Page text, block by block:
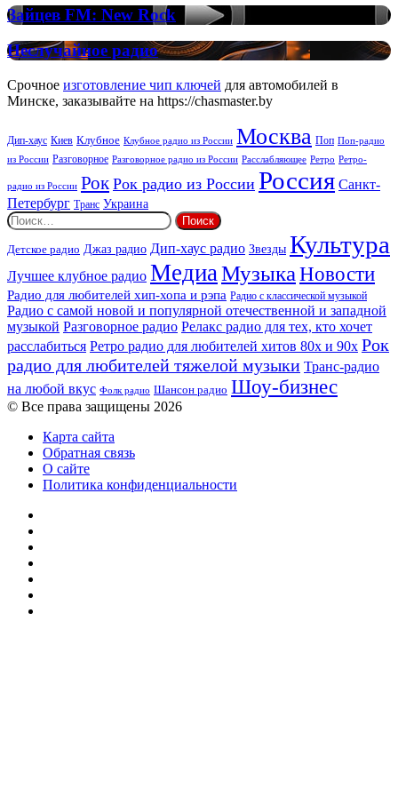
House
Зайцев
FM:
New
Rock
Зайцев FM: New Rock
Неслучайное
радио
Неслучайное радио
Срочное изготовление чип ключей для автомобилей в
Минске, заказывайте на https://chasmaster.by
Дип-хаус Киев Клубное Клубное радио из России Москва Поп Поп-радио
из России Разговорное Разговорное радио из России Расслабляющее Ретро Ретро-
радио из России Рок Рок радио из России Россия Санкт-
Петербург Транс Украина
Найти:
Детское радио Джаз радио Дип-хаус радио Звезды Культура
Лучшее клубное радио МедиаМузыкаНовости
Радио для любителей хип-хопа и рэпа Радио с классической музыкой
Радио с самой новой и популярной отечественной и западной
музыкой Разговорное радио Релакс радио для тех, кто хочет
расслабиться Ретро радио для любителей хитов 80х и 90х Рок
радио для любителей тяжелой музыки Транс-радио
на любой вкус Фолк радио Шансон радио Шоу-бизнес
© Все права защищены 2026
Карта сайта
Обратная связь
О сайте
Политика конфиденциальности